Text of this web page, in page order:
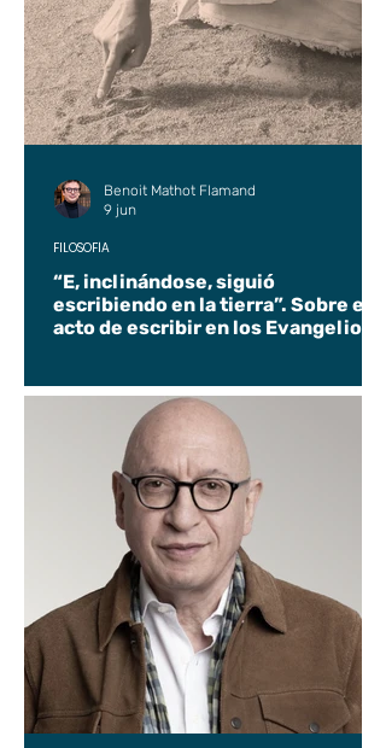
“E, inclinándose, siguió
escribiendo en la tierra”. Sobre el
acto de escribir en los Evangelios.
FILOSOFÍA
Benoit Mathot Flamand
9 jun